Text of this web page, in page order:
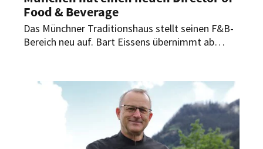
Food & Beverage
Das Münchner Traditionshaus stellt seinen F&B-
Bereich neu auf. Bart Eissens übernimmt ab
kulinarischen Bereiche des Hauses.